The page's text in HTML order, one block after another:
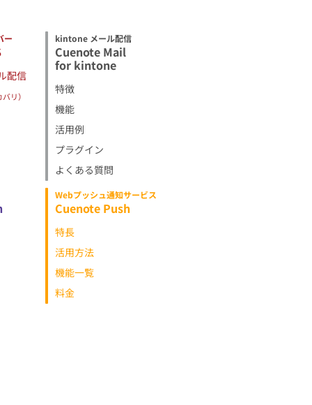
ー
配信
リ）
kintone メール配信
Cuenote Mail
for kintone
特徴
機能
活用例
プラグイン
よくある質問
Webプッシュ通知サービス
Cuenote Push
特長
活用方法
機能一覧
料金